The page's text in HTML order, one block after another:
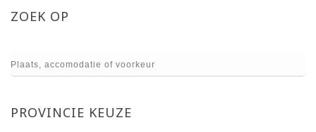
ZOEK OP
PROVINCIE KEUZE